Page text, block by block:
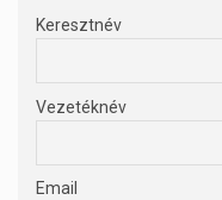
Keresztnév
Vezetéknév
Email